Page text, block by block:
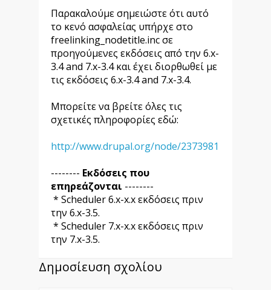
Παρακαλούμε σημειώστε ότι αυτό
το κενό ασφαλείας υπήρχε στο
freelinking_nodetitle.inc σε
προηγούμενες εκδόσεις από την 6.x-
3.4 and 7.x-3.4 και έχει διορθωθεί με
τις εκδόσεις 6.x-3.4 and 7.x-3.4.
Μπορείτε να βρείτε όλες τις
σχετικές πληροφορίες εδώ:
http://www.drupal.org/node/2373981
-------- Εκδόσεις που
επηρεάζονται --------
* Scheduler 6.x-x.x εκδόσεις πριν
την 6.x-3.5.
* Scheduler 7.x-x.x εκδόσεις πριν
την 7.x-3.5.
Δημοσίευση σχολίου